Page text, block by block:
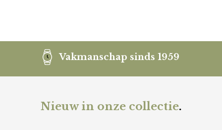
Vakmanschap sinds 1959
Nieuw in onze collectie.